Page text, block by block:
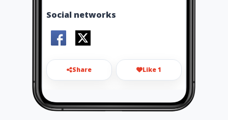
Social networks
Share Like 1
huguis.shop@gmail.com